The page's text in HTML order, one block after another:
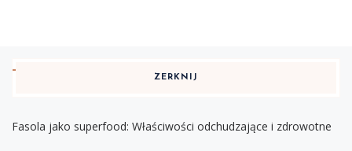
ZERKNIJ
Fasola jako superfood: Właściwości odchudzające i zdrowotne